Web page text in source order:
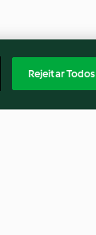
Rejeitar Todos